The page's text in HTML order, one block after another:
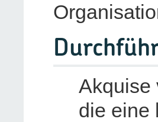
Akquise
die eine